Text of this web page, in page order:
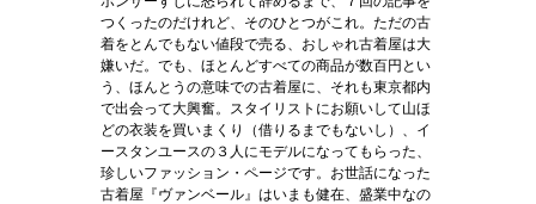
つくったのだけれど、そのひとつがこれ。ただの古
着をとんでもない値段で売る、おしゃれ古着屋は大
嫌いだ。でも、ほとんどすべての商品が数百円とい
う、ほんとうの意味での古着屋に、それも東京都内
で出会って大興奮。スタイリストにお願いして山ほ
どの衣装を買いまくり（借りるまでもないし）、イ
ースタンユースの３人にモデルになってもらった、
珍しいファッション・ページです。お世話になった
古着屋『ヴァンベール』はいまも健在、盛業中なの